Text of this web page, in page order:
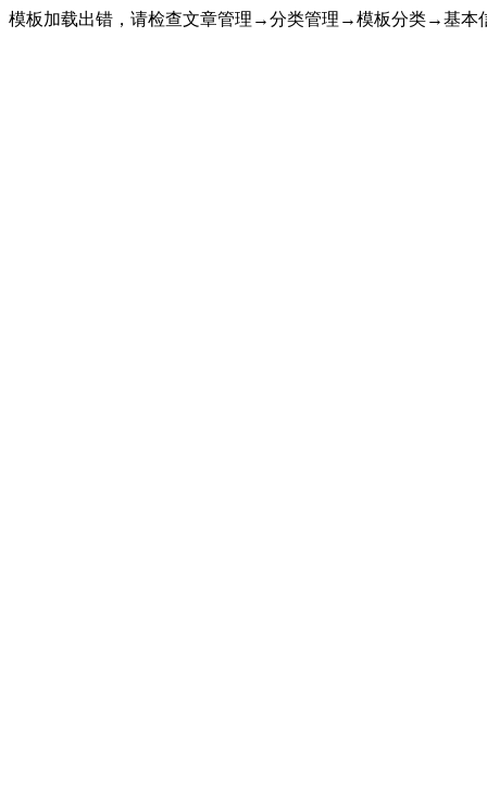
模板加载出错，请检查文章管理→分类管理→模板分类→基本